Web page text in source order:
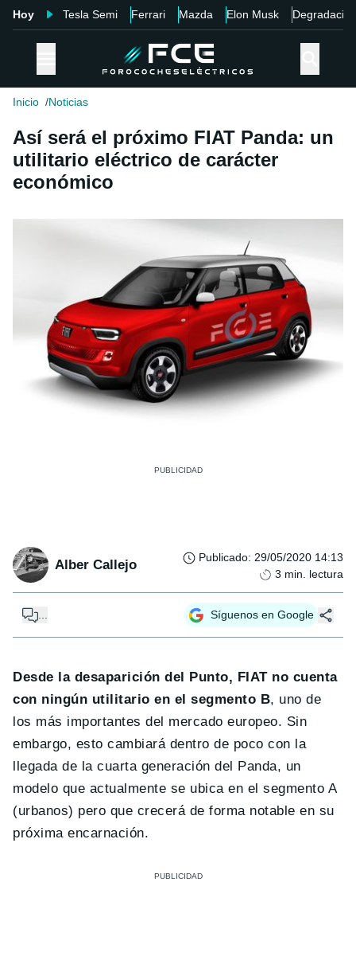
Hoy Tesla Semi Ferrari Mazda Elon Musk Degradación
Inicio Noticias
Así será el próximo FIAT Panda: un
utilitario eléctrico de carácter
económico
Alber Callejo Publicado: 29/05/2020 14:13
3 min. lectura
... Síguenos en Google
Desde la desaparición del Punto, FIAT no cuenta
con ningún utilitario en el segmento B, uno de
los más importantes del mercado europeo. Sin
embargo, esto cambiará dentro de poco con la
llegada de la cuarta generación del Panda, un
modelo que actualmente se ubica en el segmento A
(urbanos) pero que crecerá de forma notable en su
próxima encarnación.